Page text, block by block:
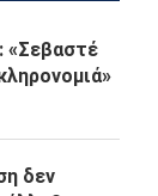
«Σεβαστέ
δεν